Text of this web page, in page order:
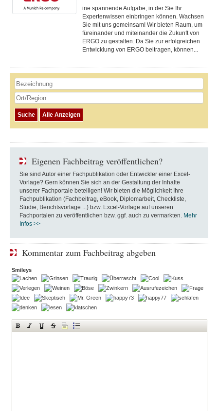
ine spannende Aufgabe, in der Sie Ihr
Expertenwissen einbringen können. Wachsen
Sie mit uns gemeinsam! Wir bieten Raum, um
füreinander und miteinander die Zukunft von
ERGO zu gestalten. Da Sie zur erfolgreichen
Entwicklung von ERGO beitragen, können...
Eigenen Fachbeitrag veröffentlichen?
Sie sind Autor einer Fachpublikation oder Entwickler einer Excel-
Vorlage? Gern können Sie sich an der Gestaltung der Inhalte
unserer Fachportale beteiligen! Wir bieten die Möglichkeit Ihre
Fachpublikation (Fachbeitrag, eBook, Diplomarbeit, Checkliste,
Studie, Berichtsvorlage ...) bzw. Excel-Vorlage auf unseren
Fachportalen zu veröffentlichen bzw. ggf. auch zu vermarkten. Mehr
Infos >>
Kommentar zum Fachbeitrag abgeben
Smileys